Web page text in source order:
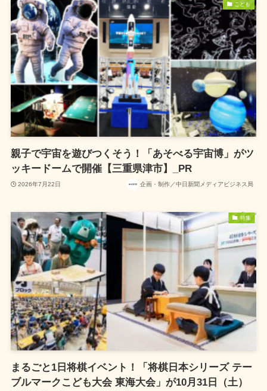
こども
親子で宇宙を遊びつくそう！「あそべる宇宙博」がツ
ッキードームで開催【三重県津市】_PR
2026年7月22日 企画・制作／中日新聞メディアビジネス局
特集
まるごと1日将棋イベント！「将棋日本シリーズ テー
ブルマークこども大会 東海大会」が10月31日（土）